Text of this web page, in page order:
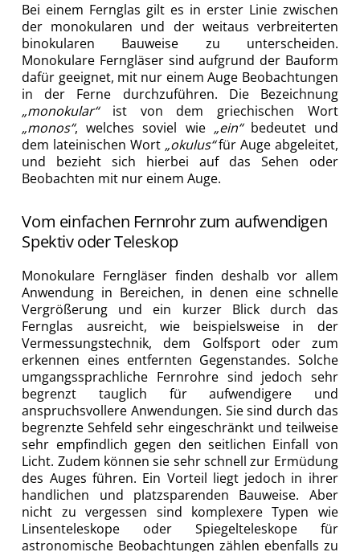
Bei einem Fernglas gilt es in erster Linie zwischen
der monokularen und der weitaus verbreiterten
binokularen Bauweise zu unterscheiden.
Monokulare Ferngläser sind aufgrund der Bauform
dafür geeignet, mit nur einem Auge Beobachtungen
in der Ferne durchzuführen. Die Bezeichnung
„monokular“ist von dem griechischen Wort
„monos“, welches soviel wie „ein“bedeutet und
dem lateinischen Wort „okulus“für Auge abgeleitet,
und bezieht sich hierbei auf das Sehen oder
Beobachten mit nur einem Auge.
Vom einfachen Fernrohr zum aufwendigen
Spektiv oder Teleskop
Monokulare Ferngläser finden deshalb vor allem
Anwendung in Bereichen, in denen eine schnelle
Vergrößerung und ein kurzer Blick durch das
Fernglas ausreicht, wie beispielsweise in der
Vermessungstechnik, dem Golfsport oder zum
erkennen eines entfernten Gegenstandes. Solche
umgangssprachliche Fernrohre sind jedoch sehr
begrenzt tauglich für aufwendigere und
anspruchsvollere Anwendungen. Sie sind durch das
begrenzte Sehfeld sehr eingeschränkt und teilweise
sehr empfindlich gegen den seitlichen Einfall von
Licht. Zudem können sie sehr schnell zur Ermüdung
des Auges führen. Ein Vorteil liegt jedoch in ihrer
handlichen und platzsparenden Bauweise. Aber
nicht zu vergessen sind komplexere Typen wie
Linsenteleskope oder Spiegelteleskope für
astronomische Beobachtungen zählen ebenfalls zu